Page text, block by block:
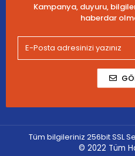
Kampanya, duyuru,
haberdar
Tüm bilgileriniz 256bit SSL
© 2022 Tüm